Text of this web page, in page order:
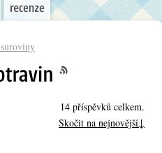
14 příspěvků celkem.
Skočit na nejnovější↓